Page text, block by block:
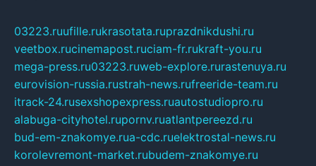
03223.ruufille.rukrasotata.ruprazdnikdushi.ru
veetbox.rucinemapost.ruciam-fr.rukraft-you.ru
mega-press.ru03223.ruweb-explore.rurastenuya.ru
eurovision-russia.rustrah-news.rufreeride-team.ru
itrack-24.rusexshopexpress.ruautostudiopro.ru
alabuga-cityhotel.rupornv.ruatlantpereezd.ru
bud-em-znakomye.rua-cdc.ruelektrostal-news.ru
korolevremont-market.rubudem-znakomye.ru